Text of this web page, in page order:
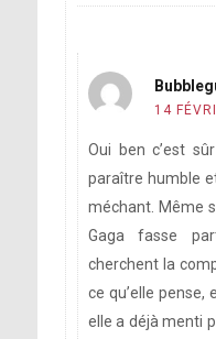
14
Oui ben c’est
paraître humble
méchant. Même
Gaga fasse
cherchent la
ce qu’elle pense,
elle a déjà menti